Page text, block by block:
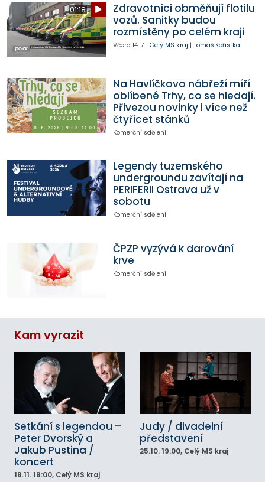
01:18
Zdravotníci obměňují flotilu
vozů. Sanitky budou
rozmístěny po celém kraji
Včera 14:17 | Celý MS kraj | Tomáš Kořistka
Na Havlíčkovo nábřeží míří
oblíbené Trhy, co se hledají.
Přivezou novinky i více než
čtyřicet stánků
Komerční sdělení
Legendy tuzemského
undergroundu zavítají na
PERIFERII Ostrava už v
sobotu
Komerční sdělení
ČPZP vyzývá k darování
krve
Komerční sdělení
Kam vyrazit
Setkání s legendou –
Peter Dvorský a
Jakub Pustina /
koncert
18.11. 18:00, Celý MS kraj
Judy / divadelní
představení
25.10. 19:00, Celý MS kraj